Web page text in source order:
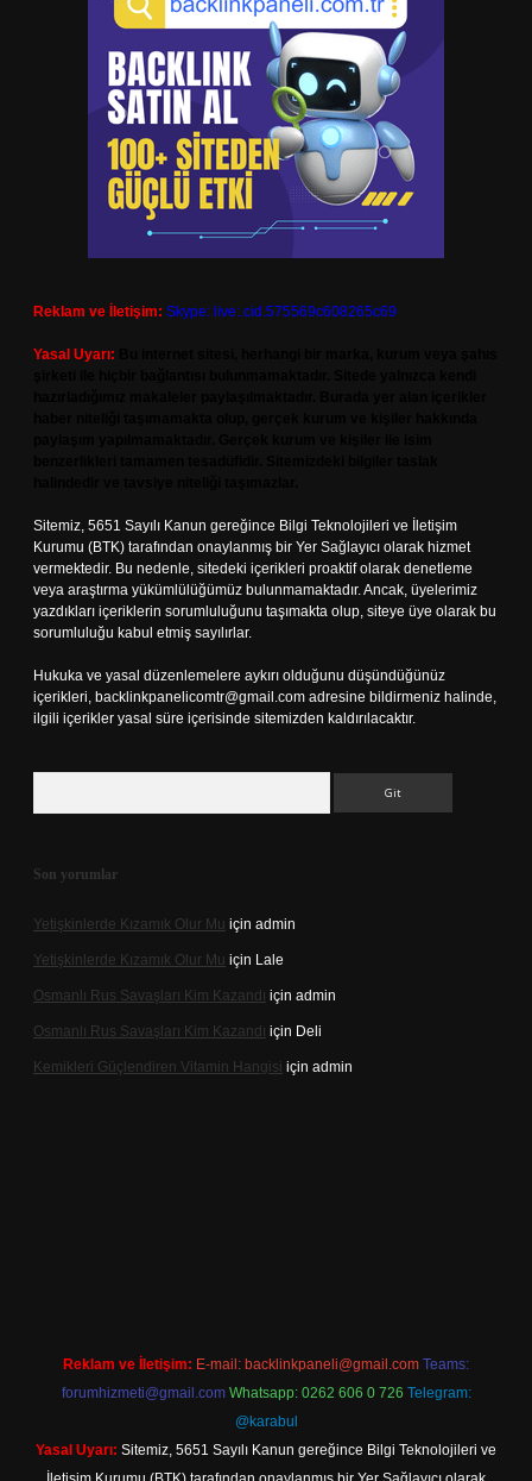
Reklam ve İletişim: Skype: live:.cid.575569c608265c69
Yasal Uyarı:
Sitemiz, 5651 Sayılı Kanun gereğince Bilgi Teknolojileri ve İletişim
Kurumu (BTK) tarafından onaylanmış bir Yer Sağlayıcı olarak hizmet
vermektedir. Bu nedenle, sitedeki içerikleri proaktif olarak denetleme
veya araştırma yükümlülüğümüz bulunmamaktadır. Ancak, üyelerimiz
yazdıkları içeriklerin sorumluluğunu taşımakta olup, siteye üye olarak bu
sorumluluğu kabul etmiş sayılırlar.
Hukuka ve yasal düzenlemelere aykırı olduğunu düşündüğünüz
içerikleri, backlinkpanelicomtr@gmail.com adresine bildirmeniz halinde,
ilgili içerikler yasal süre içerisinde sitemizden kaldırılacaktır.
Son yorumlar
Yetişkinlerde Kızamık Olur Mu için admin
Yetişkinlerde Kızamık Olur Mu için Lale
Osmanlı Rus Savaşları Kim Kazandı için admin
Osmanlı Rus Savaşları Kim Kazandı için Deli
Kemikleri Güçlendiren Vitamin Hangisi için admin
Reklam ve İletişim: E-mail: backlinkpaneli@gmail.com Teams:
forumhizmeti@gmail.com Whatsapp: 0262 606 0 726 Telegram:
@karabul
Yasal Uyarı: Sitemiz, 5651 Sayılı Kanun gereğince Bilgi Teknolojileri ve